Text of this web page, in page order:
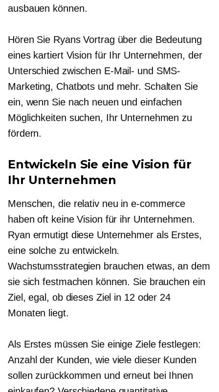
ausbauen können.
Hören Sie Ryans Vortrag über die Bedeutung
eines kartiertVision für Ihr Unternehmen, der
Unterschied zwischen E-Mail- und SMS-
Marketing, Chatbots und mehr. Schalten Sie
ein, wenn Sie nach neuen und einfachen
Möglichkeiten suchen, Ihr Unternehmen zu
fördern.
Entwickeln Sie eine Vision für
Ihr Unternehmen
Menschen, die relativ neu ine-commerce
haben oft keine Vision für ihr Unternehmen.
Ryan ermutigt diese Unternehmer als Erstes,
eine solche zu entwickeln.
Wachstumsstrategien brauchen etwas, an dem
sie sich festmachen können. Sie brauchen ein
Ziel, egal, ob dieses Ziel in 12 oder 24
Monaten liegt.
Als Erstes müssen Sie einige Ziele festlegen:
Anzahl der Kunden, wie viele dieser Kunden
sollen zurückkommen und erneut bei Ihnen